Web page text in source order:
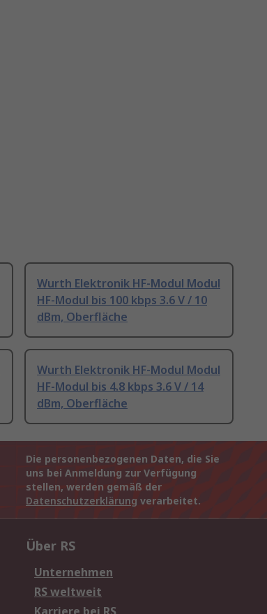
Wurth Elektronik HF-Modul Modul
HF-Modul bis 100 kbps 3.6 V / 10
dBm, Oberfläche
Wurth Elektronik HF-Modul Modul
HF-Modul bis 4.8 kbps 3.6 V / 14
dBm, Oberfläche
Die personenbezogenen Daten, die Sie
uns bei Anmeldung zur Verfügung
stellen, werden gemäß der
Datenschutzerklärung verarbeitet.
Über RS
Unternehmen
RS weltweit